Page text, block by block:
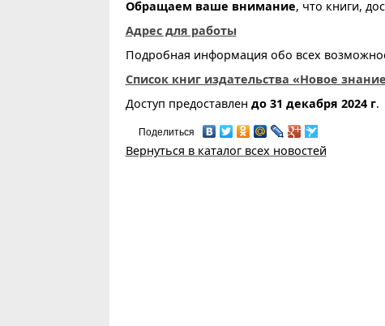
Обращаем ваше внимание, что книги,
Адрес для работы
Подробная информация обо всех
Список книг издательства «Новое
Доступ предоставлен до 31 декабря 2024 г.
Поделиться
Вернуться в каталог всех новостей